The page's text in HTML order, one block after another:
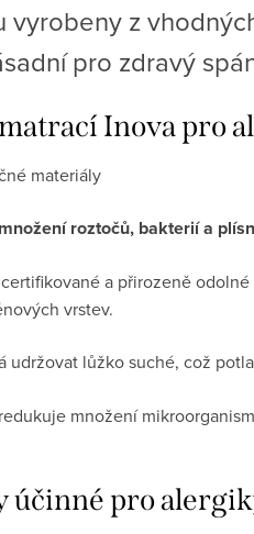
z
pro zdravý
Inova pro
materiály
roztočů, bakterií a
a přirozeně
vrstev.
udržovat lůžko suché, což
množení
účinné pro